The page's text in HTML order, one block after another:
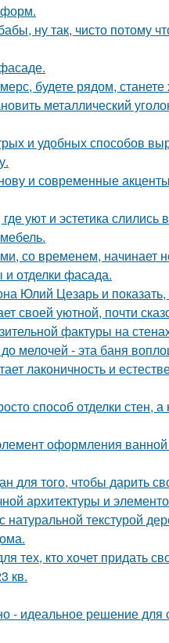
форм.
ну так, чисто потому
будете рядом,
металлический
и удобных способов
и современные
уют и эстетика слились
со временем, начинает
отделки фасада.
Юлий Цезарь и
своей уютной, почти
фактуры на
мелочей - эта баня
лаконичность и
способ отделки
оформления
для того, чтобы дарить
архитектуры и
натуральной текстурой
тех, кто хочет придать
кв.
- идеальное решение